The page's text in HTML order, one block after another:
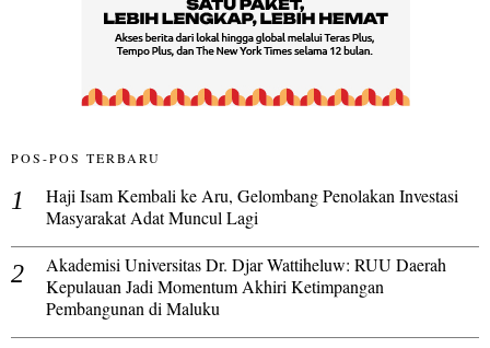
POS-POS TERBARU
Haji Isam Kembali ke Aru, Gelombang Penolakan Investasi
Masyarakat Adat Muncul Lagi
Akademisi Universitas Dr. Djar Wattiheluw: RUU Daerah
Kepulauan Jadi Momentum Akhiri Ketimpangan
Pembangunan di Maluku